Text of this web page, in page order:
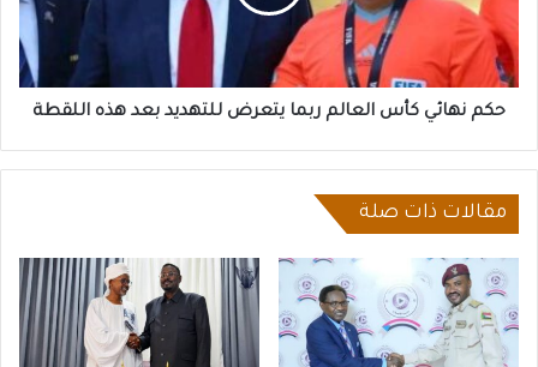
يتعرض
للتهديد بعد
هذه
اللقطة
حكم نهائي كأس العالم ربما يتعرض للتهديد بعد هذه اللقطة
مقالات ذات صلة